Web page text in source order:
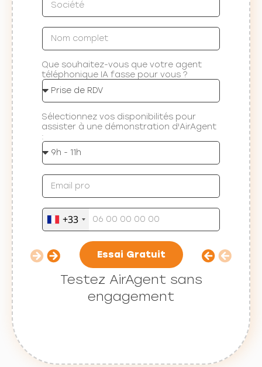
Que souhaitez-vous que votre agent
téléphonique IA fasse pour vous ?
Sélectionnez vos disponibilités pour
assister à une démonstration d'AirAgent
:
+33
Essai Gratuit
Testez AirAgent sans
engagement